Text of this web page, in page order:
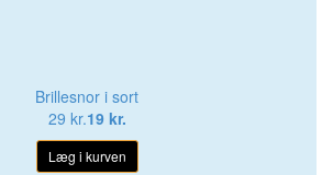
Brillesnor i sort
29 kr.19 kr.
Læg i kurven